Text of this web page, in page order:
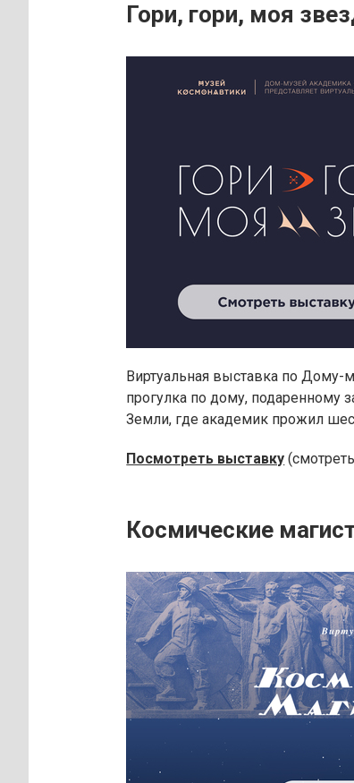
Гори, гори, моя
Виртуальная выставка по
прогулка по дому, подаренному
Земли, где академик прожил
Посмотреть выставку
Космические